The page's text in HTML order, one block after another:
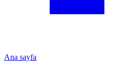
Ana sayfa